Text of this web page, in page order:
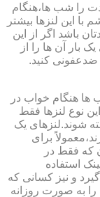
را شب ها،هنگام
این لنزها بیشتر
باشد اگر از این
بار آن ها را از
کنید.
ها هنگام خواب در
نوع لنزها فقط
شوند.لنزهای یک
برای
که فقط در
استفاده
و نیز کسانی که
به صورت روزانه